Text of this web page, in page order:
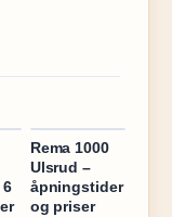
Rema 1000
Ulsrud –
åpningstider
og priser